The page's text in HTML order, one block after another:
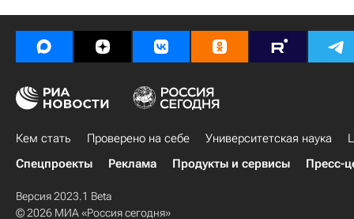
Приемная кампания в вузы
Республика Башкортостан
Чеченская республика (Чечня)
Луганск
РГПУ им. А.И. Герцена
Год педагога и наставника
Год наставника
Кем стать Проверено на себе Университетская наука
Спецпроекты
Реклама Продукты и сервисы Пресс-
Версия 2023.1 Beta
© 2026 МИА «Россия сегодня»